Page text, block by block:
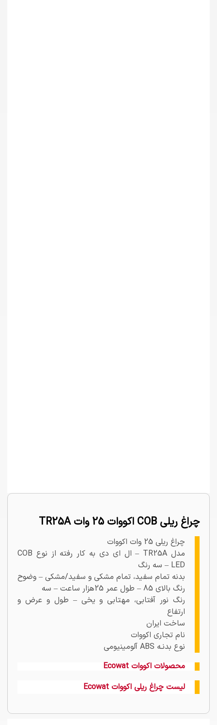
چراغ ریلی COB اکووات 25 وات TR25A
چراغ ریلی 25 وات اکووات
مدل TR25A – ال ای دی به کار رفته از نوع COB
LED – سه رنگ
بدنه تمام سفید، تمام مشکی و سفید/مشکی – وضوح
رنگ بالای 85 – طول عمر 25هزار ساعت – سه
رنگ نور آفتابی، مهتابی و یخی – طول و عرض و
ارتفاع
ساخت ایران
نام تجاری اکووات
نوع بدنـه ABS آلومینیومی
محصولات اکووات Ecowat
لیست چراغ ریلی اکووات Ecowat